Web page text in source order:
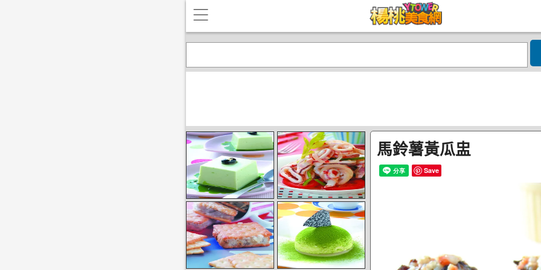
馬鈴薯黃瓜盅
Save